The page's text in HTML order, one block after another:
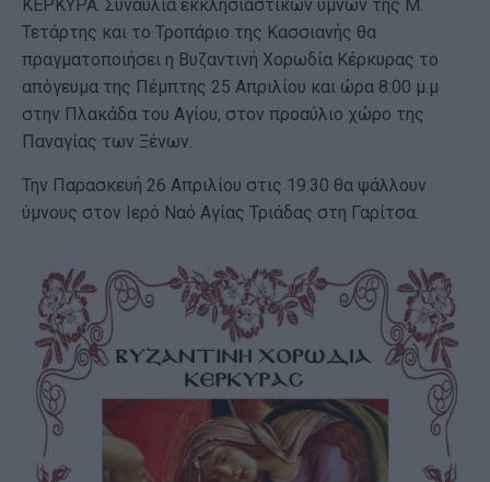
ΚΕΡΚΥΡΑ. Συναυλία εκκλησιαστικών ύμνων της Μ.
Τετάρτης και το Τροπάριο της Κασσιανής θα
πραγματοποιήσει η Βυζαντινή Χορωδία Κέρκυρας το
απόγευμα της Πέμπτης 25 Απριλίου και ώρα 8:00 μ.μ
στην Πλακάδα του Αγίου, στον προαύλιο χώρο της
Παναγίας των Ξένων.
Την Παρασκευή 26 Απριλίου στις 19:30 θα ψάλλουν
ύμνους στον Ιερό Ναό Αγίας Τριάδας στη Γαρίτσα.